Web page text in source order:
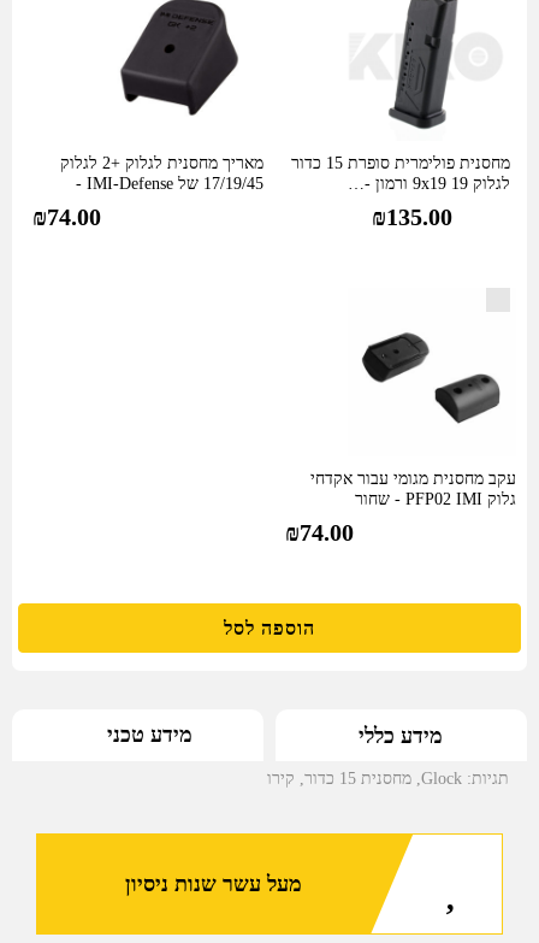
-
קירו
מחסנית פולימרית סופרת 15 כדור
לגלוק 19 9x19 ורמון -…
₪135.00
מאריך מחסנית לגלוק +2 לגלוק
17/19/45 של IMI-Defense -
₪74.00
עקב מחסנית מגומי עבור אקדחי
גלוק PFP02 IMI - שחור
₪74.00
הוספה לסל
מידע כללי מידע טכני
תגיות: Glock מחסנית 15 כדור קירו
מעל עשר שנות ניסיון